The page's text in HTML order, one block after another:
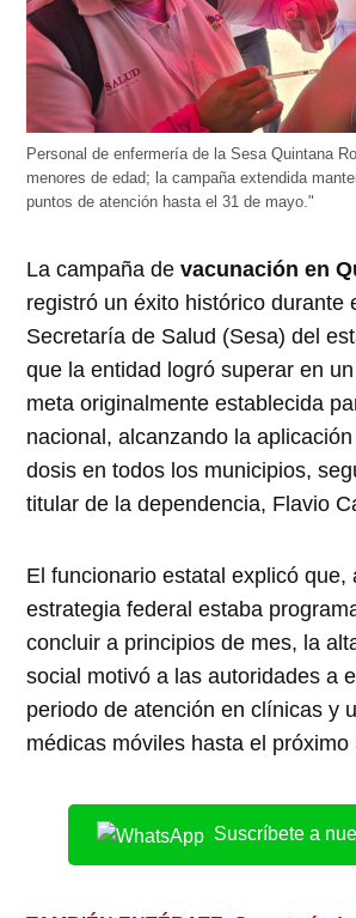
Personal de enfermería de la Sesa Quintana
menores de edad; la campaña extendida
puntos de atención hasta el 31 de mayo."
La campaña devacunación en
registró un éxito histórico durante
Secretaría de Salud (Sesa) del
que la entidad logró superar en
meta originalmente establecida
nacional, alcanzando la
dosis en todos los municipios,
titular de la dependencia, Flavio
El funcionario estatal explicó que,
estrategia federal estaba
concluir a principios de mes, la
social motivó a las autoridades a
periodo de atención en clínicas y
médicas móviles hasta el próximo
Suscríbete a